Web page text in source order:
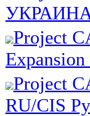
Project
Project
RU/CIS